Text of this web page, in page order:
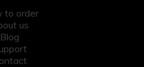
to order
us
Blog